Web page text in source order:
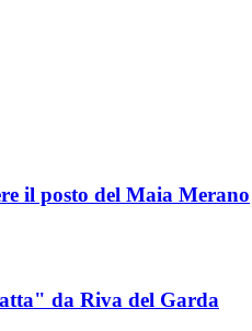
il posto del Maia Merano
da Riva del Garda